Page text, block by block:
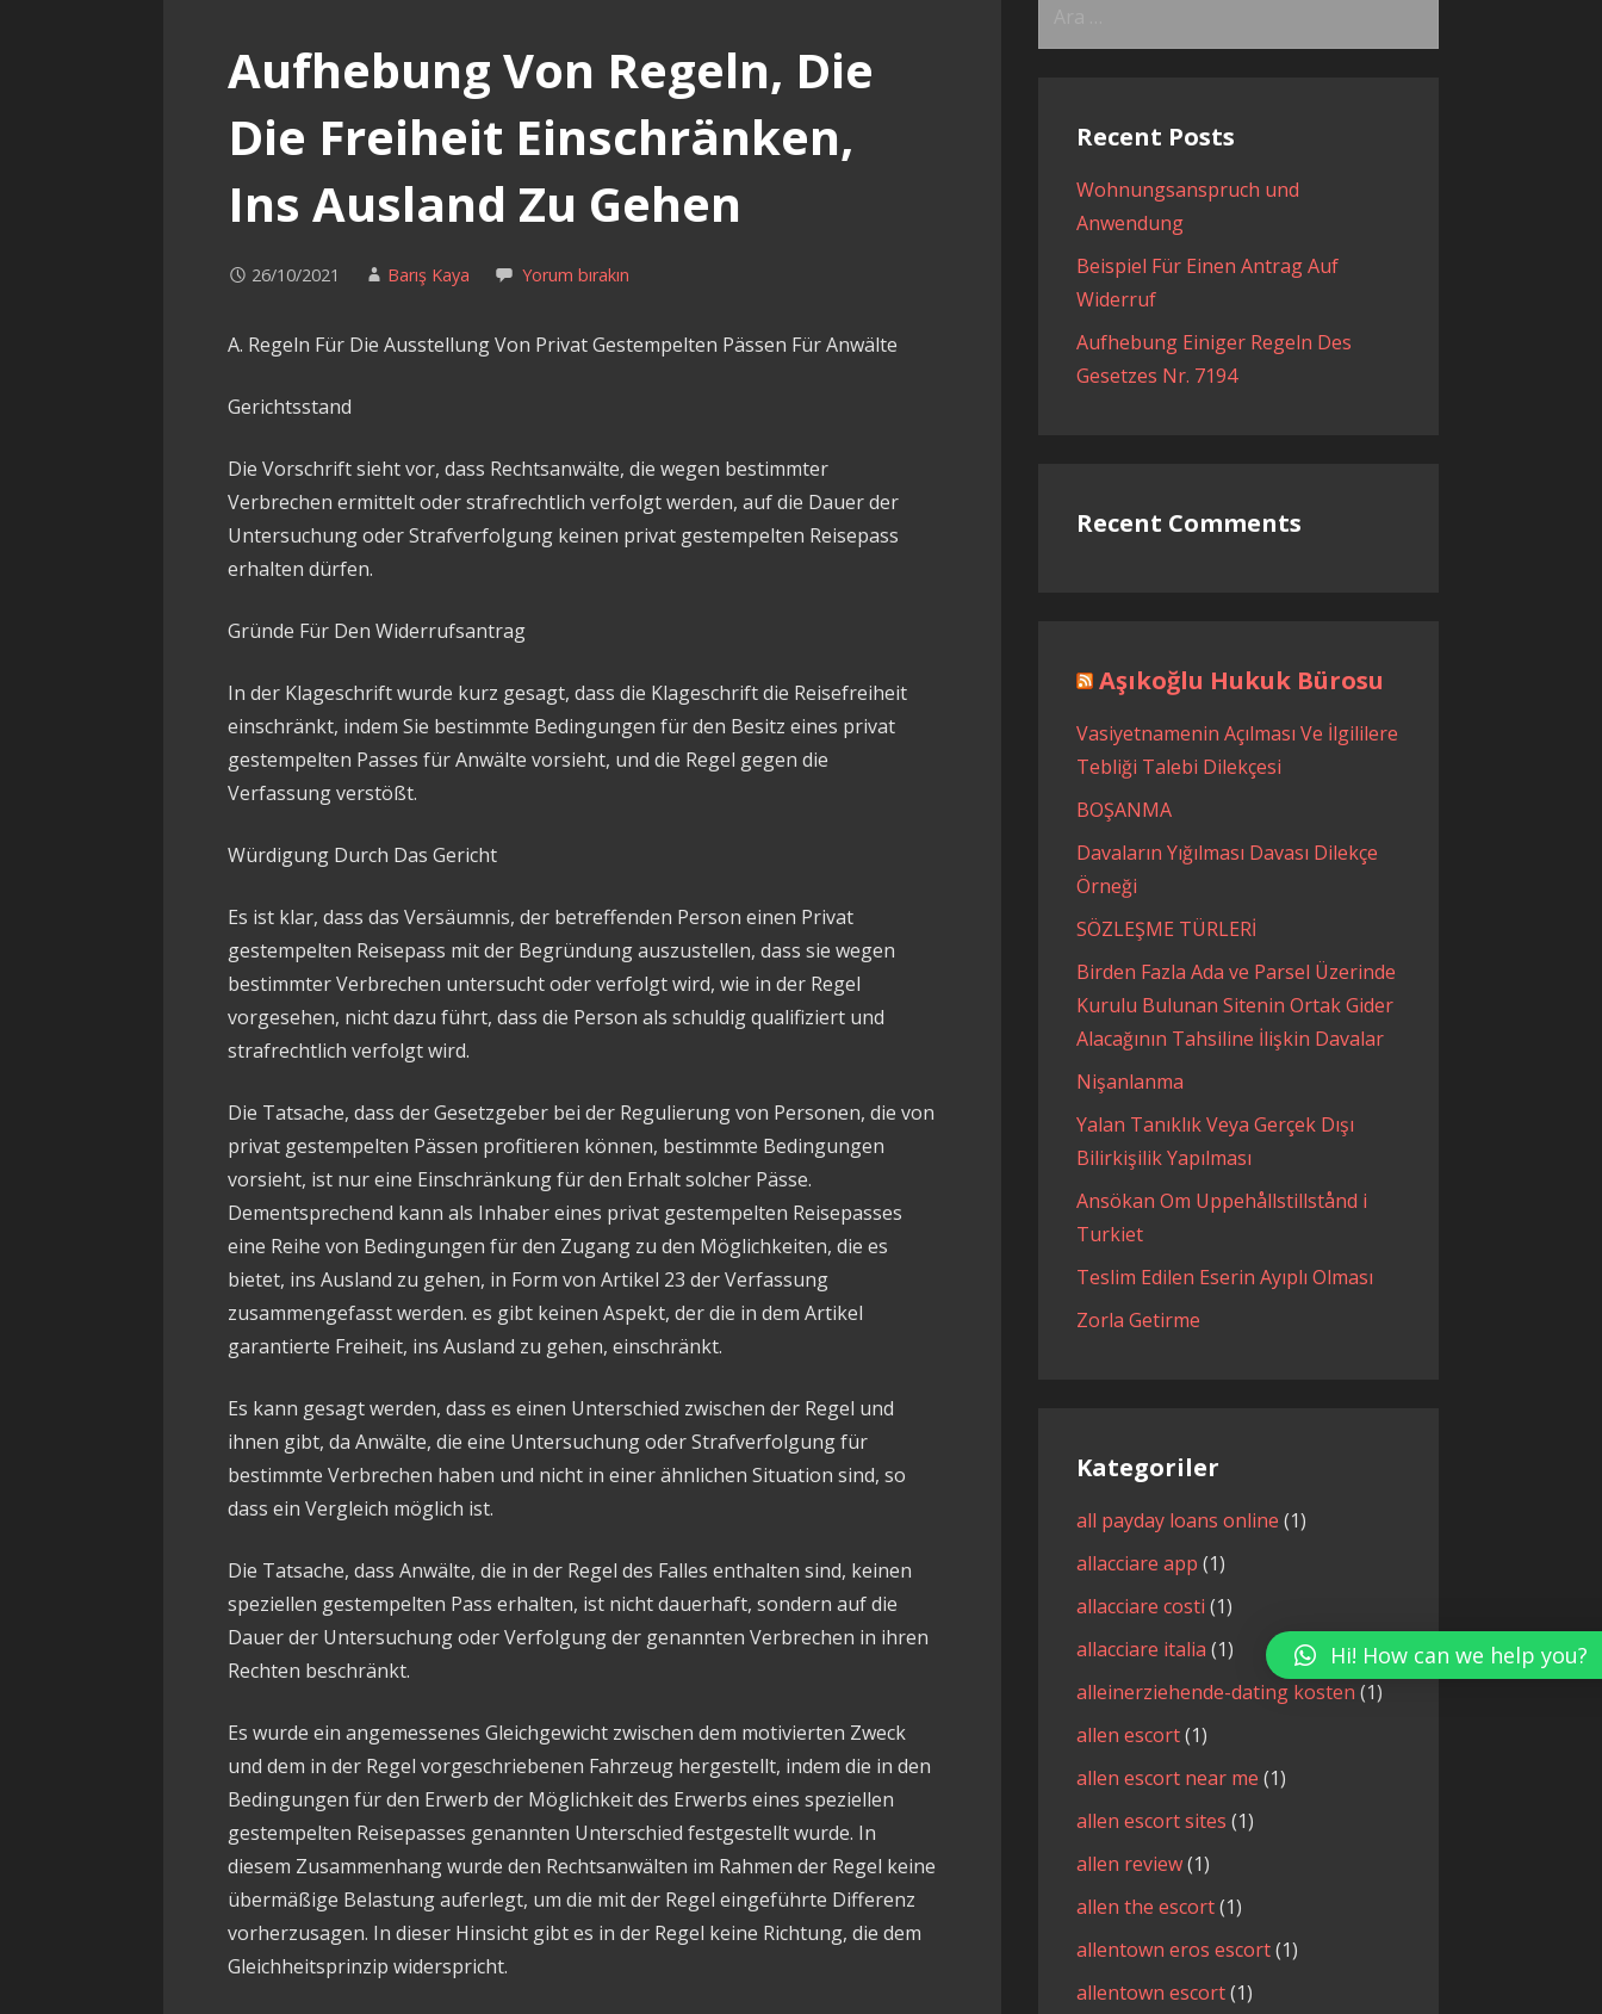
Aufhebung Von Regeln, Die
Die Freiheit Einschränken,
Ins Ausland Zu Gehen
26/10/2021 Barış Kaya Yorum bırakın
A. Regeln Für Die Ausstellung Von Privat Gestempelten Pässen Für Anwälte
Gerichtsstand
Die Vorschrift sieht vor, dass Rechtsanwälte, die wegen bestimmter
Verbrechen ermittelt oder strafrechtlich verfolgt werden, auf die Dauer der
Untersuchung oder Strafverfolgung keinen privat gestempelten Reisepass
erhalten dürfen.
Gründe Für Den Widerrufsantrag
In der Klageschrift wurde kurz gesagt, dass die Klageschrift die Reisefreiheit
einschränkt, indem Sie bestimmte Bedingungen für den Besitz eines privat
gestempelten Passes für Anwälte vorsieht, und die Regel gegen die
Verfassung verstößt.
Würdigung Durch Das Gericht
Es ist klar, dass das Versäumnis, der betreffenden Person einen Privat
gestempelten Reisepass mit der Begründung auszustellen, dass sie wegen
bestimmter Verbrechen untersucht oder verfolgt wird, wie in der Regel
vorgesehen, nicht dazu führt, dass die Person als schuldig qualifiziert und
strafrechtlich verfolgt wird.
Die Tatsache, dass der Gesetzgeber bei der Regulierung von Personen, die von
privat gestempelten Pässen profitieren können, bestimmte Bedingungen
vorsieht, ist nur eine Einschränkung für den Erhalt solcher Pässe.
Dementsprechend kann als Inhaber eines privat gestempelten Reisepasses
eine Reihe von Bedingungen für den Zugang zu den Möglichkeiten, die es
bietet, ins Ausland zu gehen, in Form von Artikel 23 der Verfassung
zusammengefasst werden. es gibt keinen Aspekt, der die in dem Artikel
garantierte Freiheit, ins Ausland zu gehen, einschränkt.
Es kann gesagt werden, dass es einen Unterschied zwischen der Regel und
ihnen gibt, da Anwälte, die eine Untersuchung oder Strafverfolgung für
bestimmte Verbrechen haben und nicht in einer ähnlichen Situation sind, so
dass ein Vergleich möglich ist.
Die Tatsache, dass Anwälte, die in der Regel des Falles enthalten sind, keinen
speziellen gestempelten Pass erhalten, ist nicht dauerhaft, sondern auf die
Dauer der Untersuchung oder Verfolgung der genannten Verbrechen in ihren
Rechten beschränkt.
Es wurde ein angemessenes Gleichgewicht zwischen dem motivierten Zweck
und dem in der Regel vorgeschriebenen Fahrzeug hergestellt, indem die in den
Bedingungen für den Erwerb der Möglichkeit des Erwerbs eines speziellen
gestempelten Reisepasses genannten Unterschied festgestellt wurde. In
diesem Zusammenhang wurde den Rechtsanwälten im Rahmen der Regel keine
übermäßige Belastung auferlegt, um die mit der Regel eingeführte Differenz
vorherzusagen. In dieser Hinsicht gibt es in der Regel keine Richtung, die dem
Gleichheitsprinzip widerspricht.
Recent Posts
Wohnungsanspruch und
Anwendung
Beispiel Für Einen Antrag Auf
Widerruf
Aufhebung Einiger Regeln Des
Gesetzes Nr. 7194
Recent Comments
Aşıkoğlu Hukuk Bürosu
Vasiyetnamenin Açılması Ve İlgililere
Tebliği Talebi Dilekçesi
BOŞANMA
Davaların Yığılması Davası Dilekçe
Örneği
SÖZLEŞME TÜRLERİ
Birden Fazla Ada ve Parsel Üzerinde
Kurulu Bulunan Sitenin Ortak Gider
Alacağının Tahsiline İlişkin Davalar
Nişanlanma
Yalan Tanıklık Veya Gerçek Dışı
Bilirkişilik Yapılması
Ansökan Om Uppehållstillstånd i
Turkiet
Teslim Edilen Eserin Ayıplı Olması
Zorla Getirme
Kategoriler
all payday loans online (1)
allacciare app (1)
allacciare costi (1)
allacciare italia (1)
alleinerziehende-dating kosten (1)
allen escort(1)
allen escort near me (1)
allen escort sites (1)
allen review(1)
allen the escort(1)
allentown eros escort(1)
allentown escort(1)
Hi! How can we help you?